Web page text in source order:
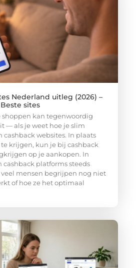
Nederland uitleg (2026) –
sites
kan tegenwoordig
— als je weet hoe je slim
websites. In plaats
krijgen, kun je bij cashback
op je aankopen. In
cashback platforms steeds
mensen begrijpen nog niet
of hoe ze het optimaal